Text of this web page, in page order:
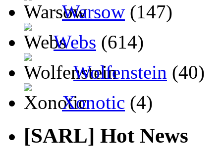
Warsow (147)
Webs (614)
Wolfenstein (40)
Xonotic (4)
[SARL] Hot News